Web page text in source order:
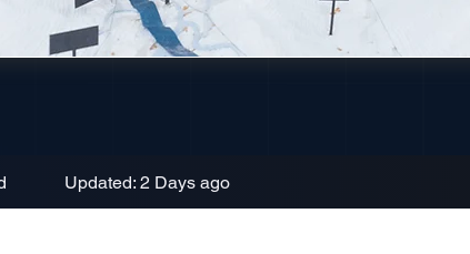
Updated: 2 Days ago